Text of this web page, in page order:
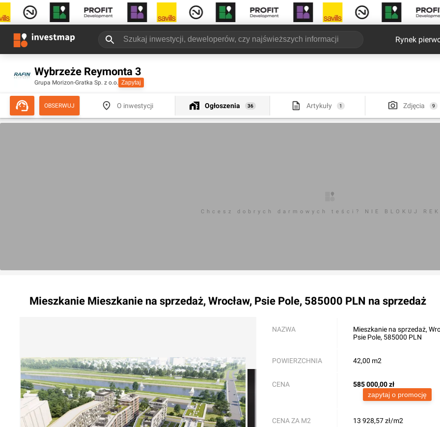
Rynek
Wybrzeże Reymonta 3
Grupa Morizon-Gratka Sp. z o.o. Zapytaj
OBSERWUJ O inwestycji Ogłoszenia 36 Artykuły 1 Zdjęcia 9
Chcesz dobrych darmowych teści? NIE BLOKUJ
Mieszkanie Mieszkanie na sprzedaż, Wrocław, Psie Pole, 585000 PLN na sprzedaż
NAZWA
Mieszkanie na sprzedaż,
Psie Pole, 585000 PLN
POWIERZCHNIA 42,00 m2
CENA 585 000,00zł
zapytaj o promocję
CENA ZA M2 13 928,57 zł/m2